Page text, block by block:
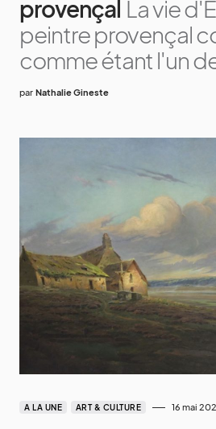
provençal La vie
peintre provençal
comme étant l'un
par Nathalie Gineste
A LA UNE ART & CULTURE 16 mai